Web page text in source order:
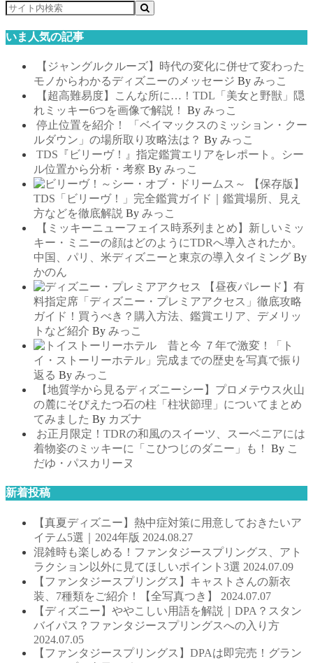
いま人気の記事
【ジャングルクルーズ】時代の変化に併せて変わった
モノからわかるディズニーのメッセージ By みっこ
【超高難易度】こんな所に…！TDL「美女と野獣」隠
れミッキー6つを画像で解説！
By みっこ
停止位置を紹介！ 「ベイマックスのミッション・クー
ルダウン」の場所取り攻略法は？ By みっこ
TDS『ビリーヴ！』指定鑑賞エリアをレポート。シー
ル位置から分析・考察 By みっこ
【保存版】
TDS「ビリーヴ！」完全鑑賞ガイド｜鑑賞場所、見え
方などを徹底解説 By みっこ
【ミッキーニューフェイス時系列まとめ】新しいミッ
キー・ミニーの顔はどのようにTDRへ導入されたか。
中国、パリ、米ディズニーと東京の導入タイミング By
かのん
【昼夜パレード】有
料指定席「ディズニー・プレミアアクセス」徹底攻略
ガイド！買うべき？購入方法、鑑賞エリア、デメリッ
トなど紹介 By みっこ
７年で激変！「ト
イ・ストーリーホテル」完成までの歴史を写真で振り
返る By みっこ
【地質学から見るディズニーシー】プロメテウス火山
の麓にそびえたつ石の柱「柱状節理」についてまとめ
てみました By カズナ
お正月限定！TDRの和風のスイーツ、スーベニアには
着物姿のミッキーに「こひつじのダニー」も！
By こ
だゆ・パスカリーヌ
新着投稿
【真夏ディズニー】熱中症対策に用意しておきたいア
イテム5選｜2024年版 2024.08.27
混雑時も楽しめる！ファンタジースプリングス、アト
ラクション以外に見てほしいポイント3選 2024.07.09
【ファンタジースプリングス】キャストさんの新衣
装、7種類をご紹介！【全写真つき】 2024.07.07
【ディズニー】ややこしい用語を解説｜DPA？スタン
バイパス？ファンタジースプリングスへの入り方
2024.07.05
【ファンタジースプリングス】DPAは即完売！グラン